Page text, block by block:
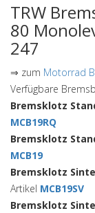
TRW
80
247
⇒ zum Motorrad
Verfügbare
Bremsklotz
MCB19RQ
Bremsklotz
MCB19
Bremsklotz
Artikel MCB19SV
Bremsklotz